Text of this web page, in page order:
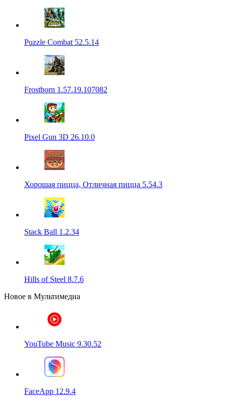
Puzzle Combat 52.5.14
Frostborn 1.57.19.107082
Pixel Gun 3D 26.10.0
Хорошая пицца, Отличная пицца 5.54.3
Stack Ball 1.2.34
Hills of Steel 8.7.6
Новое в Мультимедиа
YouTube Music 9.30.52
FaceApp 12.9.4